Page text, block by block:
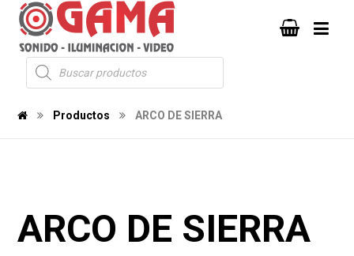
Productos ARCO DE SIERRA
ARCO DE SIERRA